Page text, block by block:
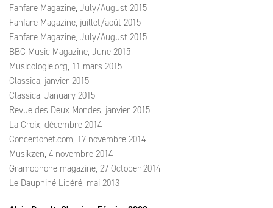
Fanfare Magazine, July/August 2015
Fanfare Magazine, juillet/août 2015
Fanfare Magazine, July/August 2015
BBC Music Magazine, June 2015
Musicologie.org, 11 mars 2015
Classica, janvier 2015
Classica, January 2015
Revue des Deux Mondes, janvier 2015
La Croix, décembre 2014
Concertonet.com, 17 novembre 2014
Musikzen, 4 novembre 2014
Gramophone magazine, 27 October 2014
Le Dauphiné Libéré, mai 2013